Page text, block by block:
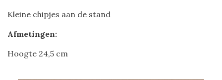
Kleine chipjes aan de stand
Afmetingen:
Hoogte 24,5 cm